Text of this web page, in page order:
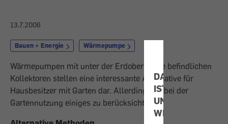
DATENSCHUTZ
IST
UNS
WICHTIG!
13.7.2006
Bauen + Energie Wärmepumpe
Wärmepumpen mit unter der Erdoberfläche befindlichen
Kollektoren stellen eine interessante Alternative für
Hausbesitzer mit Garten dar. Allerdings ist bei der
Gartennutzung einiges zu berücksichtigen.